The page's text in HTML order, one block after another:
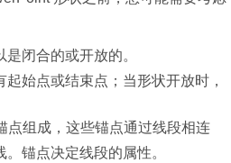
闭合的或开放的。
始点或结束点；当形状开放时，
点组成，这些锚点通过线段相连
锚点决定线段的属性。